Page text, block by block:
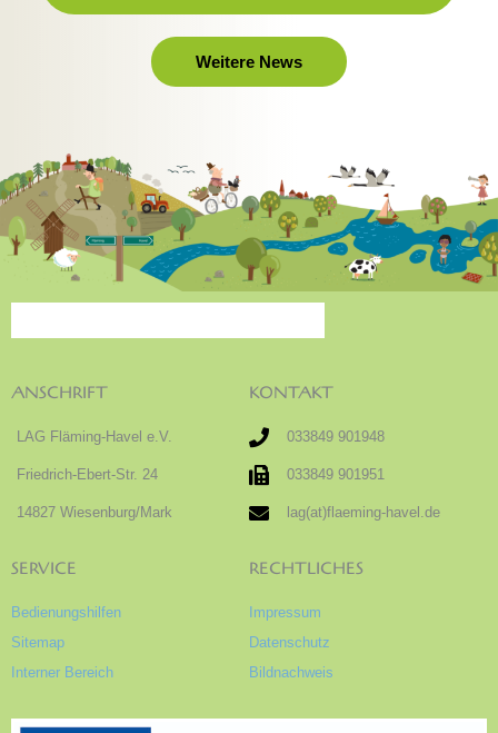
Weitere News
ANSCHRIFT
LAG Fläming-Havel e.V.
Friedrich-Ebert-Str. 24
14827 Wiesenburg/Mark
KONTAKT
033849 901948
033849 901951
lag(at)flaeming-havel.de
SERVICE
Bedienungshilfen
Sitemap
Interner Bereich
RECHTLICHES
Impressum
Datenschutz
Bildnachweis